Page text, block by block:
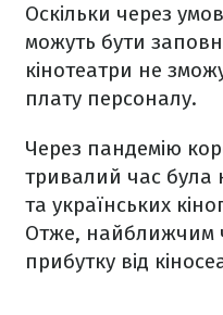
Оскільки через
можуть бути
кінотеатри не
плату персоналу.
Через пандемію
тривалий час була
та українських
Отже, найближчим
прибутку від